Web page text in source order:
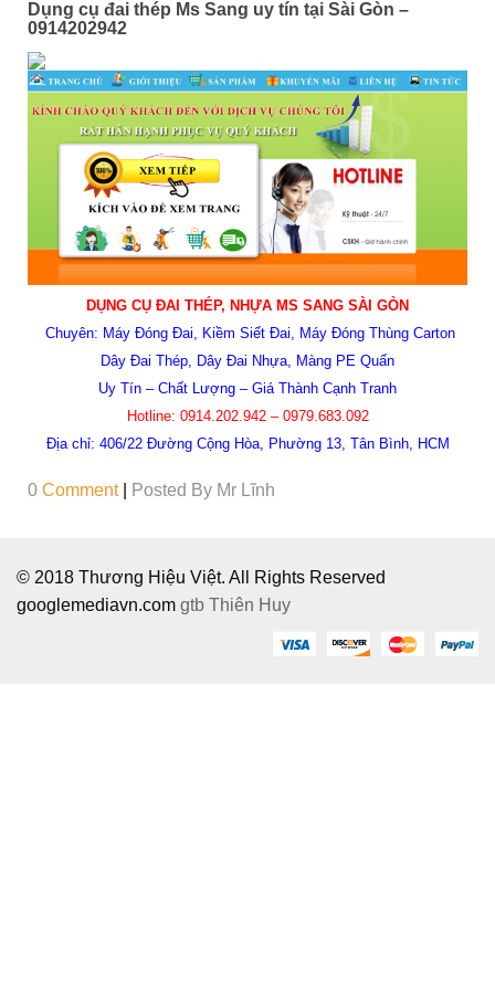
Dụng cụ đai thép Ms Sang uy tín tại Sài Gòn –
0914202942
DỤNG CỤ ĐAI THÉP, NHỰA MS SANG SÀI GÒN
Chuyên: Máy Đóng Đai, Kiềm Siết Đai, Máy Đóng Thùng Carton
Dây Đai Thép, Dây Đai Nhựa, Màng PE Quấn
Uy Tín – Chất Lượng – Giá Thành Cạnh Tranh
Hotline: 0914.202.942 – 0979.683.092
Địa chỉ: 406/22 Đường Cộng Hòa, Phường 13, Tân Bình, HCM
0 Comment Posted By Mr Lĩnh
© 2018 Thương Hiệu Việt. All Rights Reserved
googlemediavn.com gtb Thiên Huy